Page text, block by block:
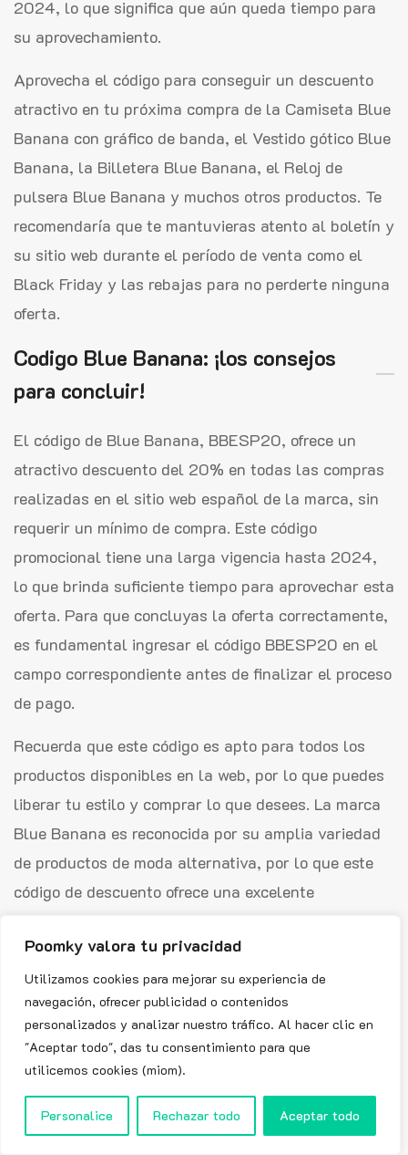
Poomky valora tu privacidad
Utilizamos cookies para mejorar su experiencia de
navegación, ofrecer publicidad o contenidos
personalizados y analizar nuestro tráfico. Al hacer clic en
"Aceptar todo", das tu consentimiento para que
utilicemos cookies (miom).
Personalice Rechazar todo Aceptar todo
2024, lo que significa que aún queda tiempo para
su aprovechamiento.
Aprovecha el código para conseguir un descuento
atractivo en tu próxima compra de la Camiseta Blue
Banana con gráfico de banda, el Vestido gótico Blue
Banana, la Billetera Blue Banana, el Reloj de
pulsera Blue Banana y muchos otros productos. Te
recomendaría que te mantuvieras atento al boletín y
su sitio web durante el período de venta como el
Black Friday y las rebajas para no perderte ninguna
oferta.
Codigo Blue Banana: ¡los consejos
para concluir!
El código de Blue Banana, BBESP20, ofrece un
atractivo descuento del 20% en todas las compras
realizadas en el sitio web español de la marca, sin
requerir un mínimo de compra. Este código
promocional tiene una larga vigencia hasta 2024,
lo que brinda suficiente tiempo para aprovechar esta
oferta. Para que concluyas la oferta correctamente,
es fundamental ingresar el código BBESP20 en el
campo correspondiente antes de finalizar el proceso
de pago.
Recuerda que este código es apto para todos los
productos disponibles en la web, por lo que puedes
liberar tu estilo y comprar lo que desees. La marca
Blue Banana es reconocida por su amplia variedad
de productos de moda alternativa, por lo que este
código de descuento ofrece una excelente
Blue Banana :
About You
Bershka